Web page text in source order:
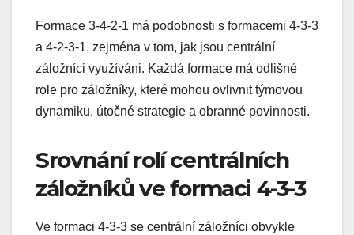
Formace 3-4-2-1 má podobnosti s formacemi 4-3-3
a 4-2-3-1, zejména v tom, jak jsou centrální
záložníci využíváni. Každá formace má odlišné
role pro záložníky, které mohou ovlivnit týmovou
dynamiku, útočné strategie a obranné povinnosti.
Srovnání rolí centrálních
záložníků ve formaci 4-3-3
Ve formaci 4-3-3 se centrální záložníci obvykle